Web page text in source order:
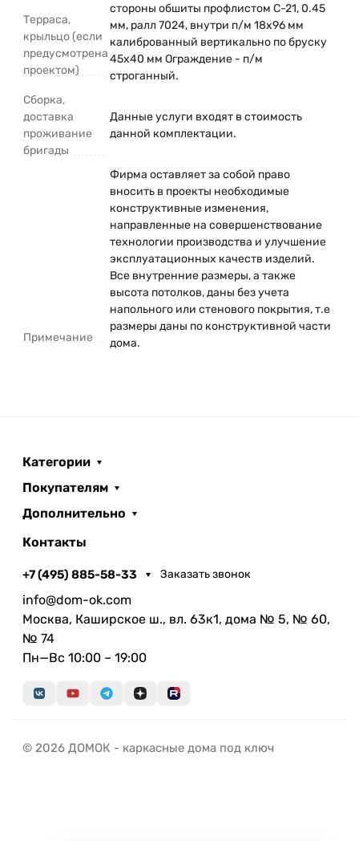
Терраса,
крыльцо (если
предусмотрена
проектом)
стороны обшиты профлистом С-21, 0.45
мм, ралл 7024, внутри п/м 18х96 мм
калиброванный вертикально по бруску
45х40 мм Ограждение - п/м
строганный.
Сборка,
доставка
проживание
бригады
Данные услуги входят в стоимость
данной комплектации.
Примечание
Фирма оставляет за собой право
вносить в проекты необходимые
конструктивные изменения,
направленные на совершенствование
технологии производства и улучшение
эксплуатационных качеств изделий.
Все внутренние размеры, а также
высота потолков, даны без учета
напольного или стенового покрытия, т.е
размеры даны по конструктивной части
дома.
Категории
Покупателям
Дополнительно
Контакты
+7 (495) 885-58-33 Заказать звонок
info@dom-ok.com
Москва, Каширское ш., вл. 63к1, дома № 5, № 60,
№ 74
Пн—Вс 10:00 – 19:00
© 2026 ДОМОК - каркасные дома под ключ